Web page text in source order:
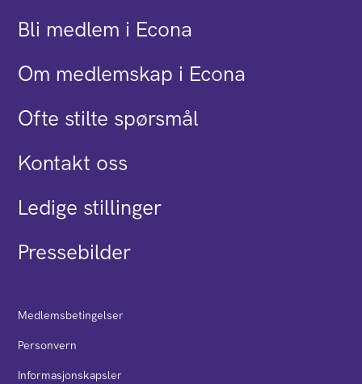
Bli medlem i Econa
Om medlemskap i Econa
Ofte stilte spørsmål
Kontakt oss
Ledige stillinger
Pressebilder
Medlemsbetingelser
Personvern
Informasjonskapsler